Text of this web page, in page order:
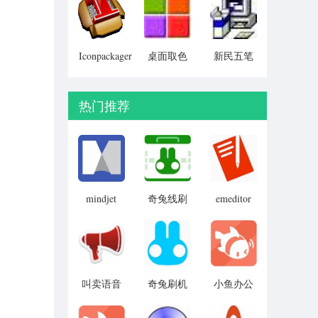
Particular)
Iconpackager
桌面取色
新民五笔
热门推荐
mindjet
奇兔线刷
emeditor
叫卖语音
(advoice)
奇兔刷机
小鱼办公